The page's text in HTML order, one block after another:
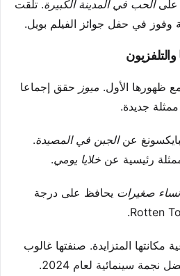
علىالحب في المدينة الكبيرة. تلقت
في حفل جوائز الفيلم بويل.
والتلفزيون
ظهورها الأول. ميوز حقق إجماعا
جديدة.
عنالجبن في المصيدة.
رئيسية عن خلايا يومي.
نساء صغيرات يحافظ على درجة
المتزايدة. صنفتها غالوب
نجمة سينمائية لعام 2024.